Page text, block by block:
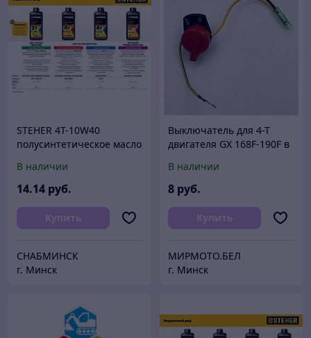
STEHER 4Т-10W40
полусинтетическое масло
двигателей, 1 л
В наличии
14.14 руб.
Купить
СНАБМИНСК
г. Минск
Выключатель для 4-Т
двигателя GX 168F-190F в
Китай. Артикул 410453
В наличии
8 руб.
Купить
МИРМОТО.БЕЛ
г. Минск